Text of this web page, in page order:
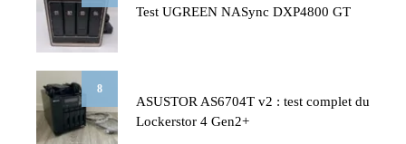
Test UGREEN NASync DXP4800 GT
8
ASUSTOR AS6704T v2 : test complet du
Lockerstor 4 Gen2+